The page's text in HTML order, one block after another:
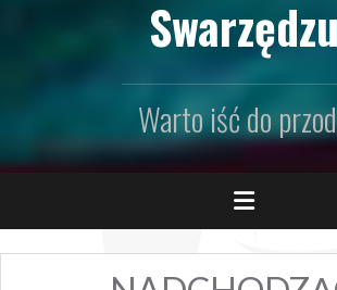
Swarzędzu
Warto iść do